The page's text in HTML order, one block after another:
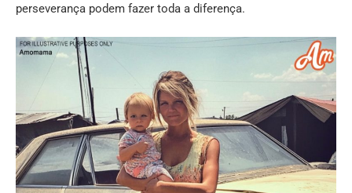
perseverança podem fazer toda a diferença.